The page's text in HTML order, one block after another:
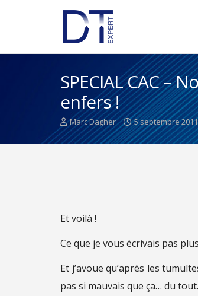
SPECIAL CAC –
enfers !
Marc Dagher 5 septembre 2011
Et voilà !
Ce que je vous écrivais pas
Et j’avoue qu’après les
pas si mauvais que ça… du tout.